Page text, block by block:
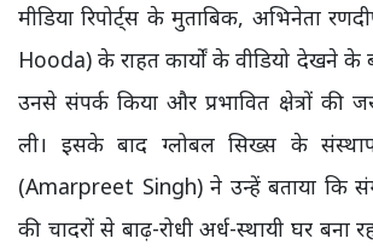
मीडिया रिपोर्ट्स के मुताबिक, अभिनेता
Hooda) के राहत कार्यों के वीडियो देखने के
उनसे संपर्क किया और प्रभावित क्षेत्रों की
ली। इसके बाद ग्लोबल सिख्स के
(Amarpreet Singh) ने उन्हें बताया कि
की चादरों से बाढ़-रोधी अर्ध-स्थायी घर बना